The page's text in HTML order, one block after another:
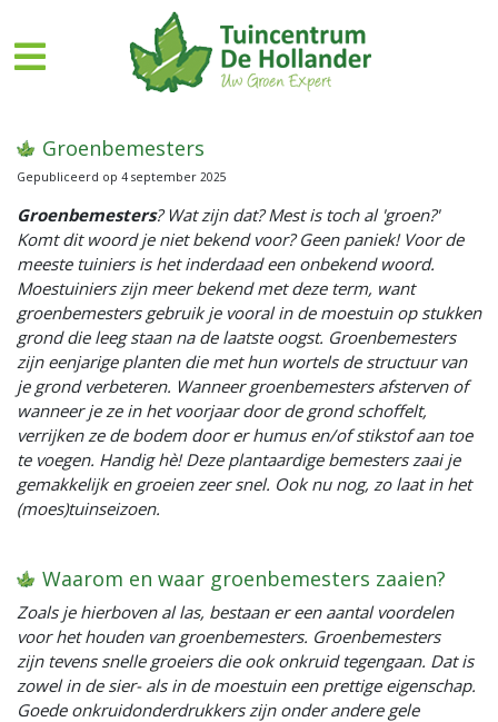
Groenbemesters
Gepubliceerd op 4 september 2025
Groenbemesters? Wat zijn dat? Mest is toch al 'groen?'
Komt dit woord je niet bekend voor? Geen paniek! Voor de
meeste tuiniers is het inderdaad een onbekend woord.
Moestuiniers zijn meer bekend met deze term, want
groenbemesters gebruik je vooral in de moestuin op stukken
grond die leeg staan na de laatste oogst. Groenbemesters
zijn eenjarige planten die met hun wortels de structuur van
je grond verbeteren. Wanneer groenbemesters afsterven of
wanneer je ze in het voorjaar door de grond schoffelt,
verrijken ze de bodem door er humus en/of stikstof aan toe
te voegen. Handig hè! Deze plantaardige bemesters zaai je
gemakkelijk en groeien zeer snel. Ook nu nog, zo laat in het
(moes)tuinseizoen.
Waarom en waar groenbemesters zaaien?
Zoals je hierboven al las, bestaan er een aantal voordelen
voor het houden van groenbemesters. Groenbemesters
zijn tevens snelle groeiers die ook onkruid tegengaan. Dat is
zowel in de sier- als in de moestuin een prettige eigenschap.
Goede onkruidonderdrukkers zijn onder andere gele